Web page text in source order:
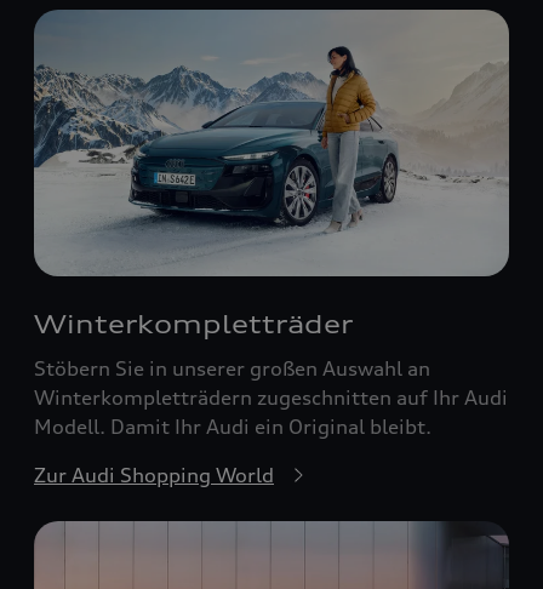
Winterkompletträder
Stöbern Sie in unserer großen Auswahl an
Winterkompletträdern zugeschnitten auf Ihr Audi
Modell. Damit Ihr Audi ein Original bleibt.
Zur Audi Shopping World